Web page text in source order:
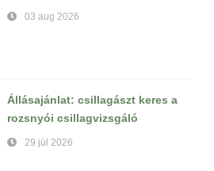
03 aug 2026
Állásajánlat: csillagászt keres a
rozsnyói csillagvizsgáló
29 júl 2026